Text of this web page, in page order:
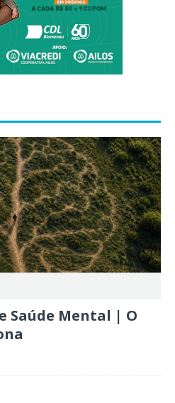
Saúde Mental | O